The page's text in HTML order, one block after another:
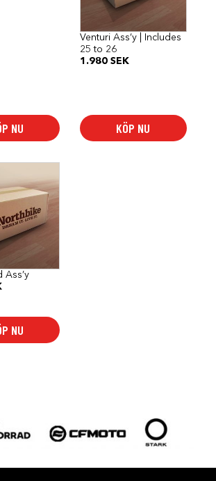
NU
Venturi Ass’y | Includes
25 to 26
1.980 SEK
KÖP NU
Ass’y
NU